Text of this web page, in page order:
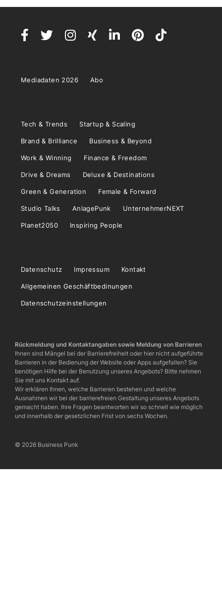
Mediadaten 2026 Abo
Tech & Trends Startup & Scaling
Brand & Brilliance Business & Beyond
Work & Winning Finance & Freedom
Drive & Dreams Deluxe & Destinations
Green & Generation Female & Forward
Studio Talks AnlagePunk UnternehmerNEXT
Planet2050 Inspiring People
Datenschutz Impressum Kontakt
Allgemeinen Geschäftbedinungen
Datenschutzeinstellungen
Rückmeldung und Kontaktangaben sowie Meldung von Barrieren
Ihnen sind Mängel bei der Barrierefreiheit oder hier nicht aufgeführte
Barrieren in der Bedienung der Website oder Apps aufgefallen? Sie
benötigen Hilfe bei der Benutzung unseres Angebots? Bitte nehmen
Sie mit uns Kontakt auf.
Wir erklären Ihnen, welche Barrieren bestehen und welche
Ausnahmen wir bei der barrierefreien Gestaltung unseres Angebots
gemacht haben. Ihre Fragen beantworten wir so schnell wie möglich
und innerhalb der gesetzlichen Frist von sechs Wochen.
© 2026 Business Punk